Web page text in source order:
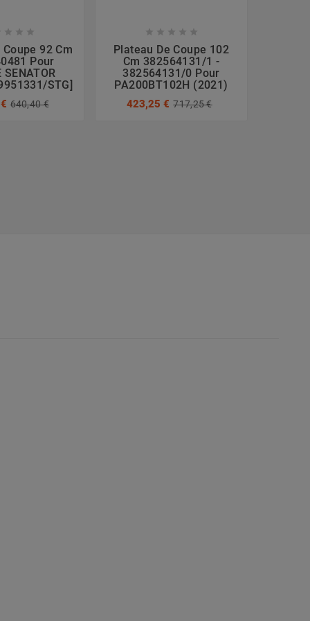
  
92 Cm
Pour
SENATOR
STG]
640,40 €
    
Plateau De Coupe 102
Cm 382564131/1 -
382564131/0 Pour
PA200BT102H (2021)
423,25 € 717,25 €